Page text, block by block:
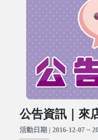
公告資訊｜來
活動日期 | 2016-12-07 ~